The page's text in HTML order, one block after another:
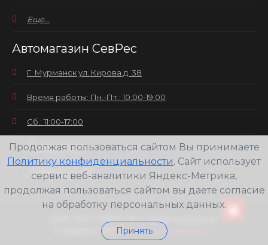
Еще...
Автомагазин СевРес
Г. Мурманск ул. Кирова д. 38
Время работы: Пн.-Пт.: 10:00-19:00
Сб.: 11:00-17:00
Вс.: выходной
+7(8152) 25-30-58
Создание сайтаWeb-студия pixelate.ru
Продолжая пользоваться сайтом Вы принимаете
Политику конфиденциальности. Сайт использует
сервис веб-аналитики Яндекс-Метрика,
продолжая пользоваться сайтом вы даете согласие
на обработку персональных данных.
Принять